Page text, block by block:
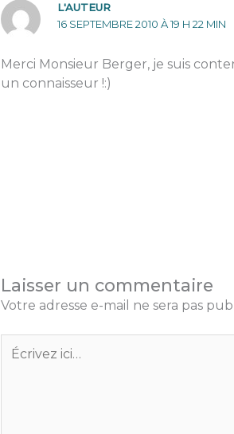
L'AUTEUR
16 SEPTEMBRE 2010 À 19 H 22 MIN
Merci Monsieur Berger, je suis
un connaisseur !:)
Laisser un commentaire
Votre adresse e-mail ne sera pas
Écrivez
ici…